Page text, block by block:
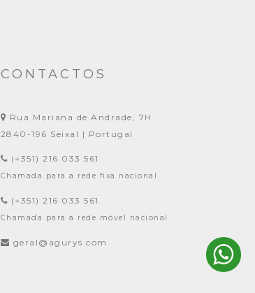
CONTACTOS
Rua Mariana de Andrade, 7H
2840-196 Seixal | Portugal
(+351) 216 033 561
Chamada para a rede fixa nacional
(+351) 216 033 561
Chamada para a rede móvel nacional
geral@agurys.com